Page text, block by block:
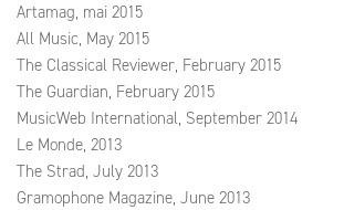
Artamag, mai 2015
All Music, May 2015
The Classical Reviewer, February 2015
The Guardian, February 2015
MusicWeb International, September 2014
Le Monde, 2013
The Strad, July 2013
Gramophone Magazine, June 2013